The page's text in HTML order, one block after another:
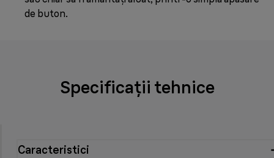
de buton.
Specificații tehnice
Caracteristici